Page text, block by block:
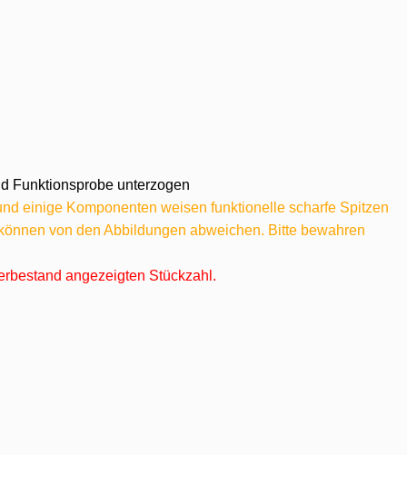
Funktionsprobe unterzogen
einige Komponenten weisen funktionelle scharfe Spitzen
von den Abbildungen abweichen. Bitte bewahren
angezeigten Stückzahl.